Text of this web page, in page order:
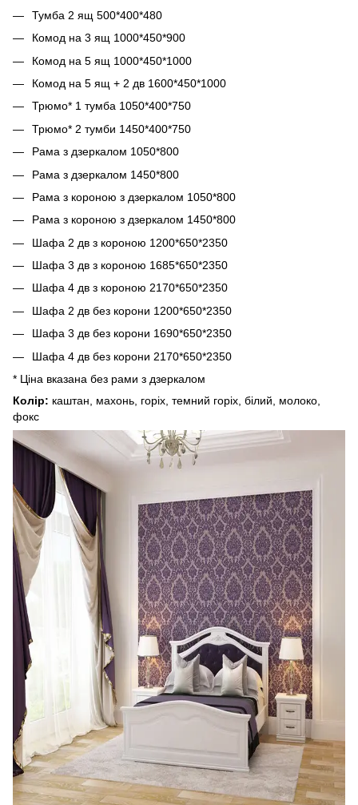
Тумба 2 ящ 500*400*480
Комод на 3 ящ 1000*450*900
Комод на 5 ящ 1000*450*1000
Комод на 5 ящ + 2 дв 1600*450*1000
Трюмо* 1 тумба 1050*400*750
Трюмо* 2 тумби 1450*400*750
Рама з дзеркалом 1050*800
Рама з дзеркалом 1450*800
Рама з короною з дзеркалом 1050*800
Рама з короною з дзеркалом 1450*800
Шафа 2 дв з короною 1200*650*2350
Шафа 3 дв з короною 1685*650*2350
Шафа 4 дв з короною 2170*650*2350
Шафа 2 дв без корони 1200*650*2350
Шафа 3 дв без корони 1690*650*2350
Шафа 4 дв без корони 2170*650*2350
* Ціна вказана без рами з дзеркалом
Колір: каштан, махонь, горіх, темний горіх, білий, молоко,
фокс